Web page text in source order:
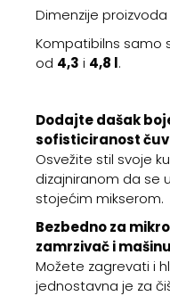
Dimenzije proizvoda
Kompatibilns samo
od 4,3 i 4,8 l.
Dodajte dašak
sofisticiranost
Osvežite stil svoje
dizajniranom da se
stojećim mikserom.
Bezbedno za
zamrzivač i
Možete zagrevati i
jednostavna je za